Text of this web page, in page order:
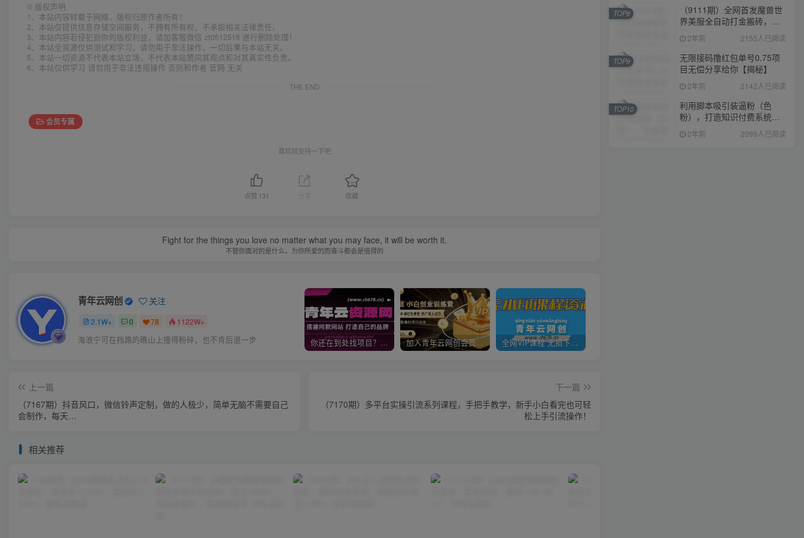
© 版权声明
1、本站内容转载于网络，版权归原作者所有！
2、本站仅提供信息存储空间服务，不拥有所有权，不承担相关法律责任。
3、本站内容若侵犯到你的版权利益，请加客服微信 zt0512518 进行删除处理！
4、本站全资源仅供测试和学习，请勿用于非法操作，一切后果与本站无关。
5、本站一切资源不代表本站立场，不代表本站赞同其观点和对其真实性负责。
6、本站仅供学习 请勿用于非法违规操作 否则和作者 官网 无关
THE END
会员专属
喜欢就支持一下吧
点赞 131 收藏
Fight for the things you love no matter what you may face, it will be worth it.
不管你面对的是什么，为你所爱的而奋斗都会是值得的
青年云网创 关注
2.1W+ 0 78 1122W+
海浪宁可在挡路的礁山上撞得粉碎，也不肯后退一步 你还在到处找项目？还在当韭菜？我靠卖项目一个月收入5万+，曾经我也是个失败者。 加入青年云网创会员，全站资源免费学习。加入高级合伙人，推广日入1000+ 全网VIP课程 无损下载~
上一篇
（7167期）抖音风口，微信铃声定制，做的人极少，简单无脑不需要自己
会制作，每天…
下一篇
（7170期）多平台实操引流系列课程，手把手教学，新手小白看完也可轻
松上手引流操作！
相关推荐
（9111期）全网首发魔兽世
界美服全自动打金搬砖，日
入1000+，简单好操作，保
姆级教学
2年前 2155人已阅读
TOP8
无限接码撸红包单号0.75项
目无偿分享给你【揭秘】
2年前 2142人已阅读
TOP9
利用脚本吸引装逼粉（色
粉），打造知识付费系统，
附388元美女写真项目
2年前 2099人已阅读
TOP10